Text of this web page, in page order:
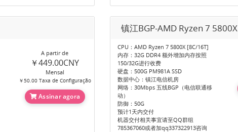
A partir de
￥449.00CNY
Mensal
￥50.00 Taxa de Configuração
Assinar agora
镇江BGP-AMD Ryzen 7 5800X
CPU：AMD Ryzen 7 5800X [8C/16T]
内存：32G DDR4 额外增加内存按照
150/32G进行收费
硬盘：500G PM981A SSD
数据中心：镇江电信机房
网络：30Mbps 五线BGP（电信联通移
动）
防御：50G
预计1天内交付
机器交付相关事宜请至QQ群组
785367060或者加qq337322913咨询